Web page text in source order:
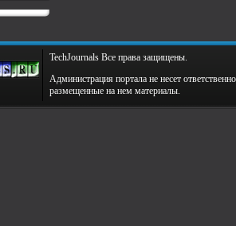
TechJournals Все права защищены.
Администрация портала не несет
размещенные на нем материалы.